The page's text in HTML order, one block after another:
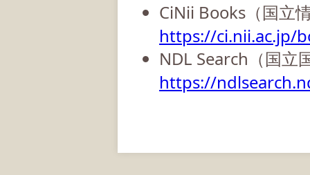
CiNii Books（国立
https://ci.nii.ac.jp/
NDL Search（国立
https://